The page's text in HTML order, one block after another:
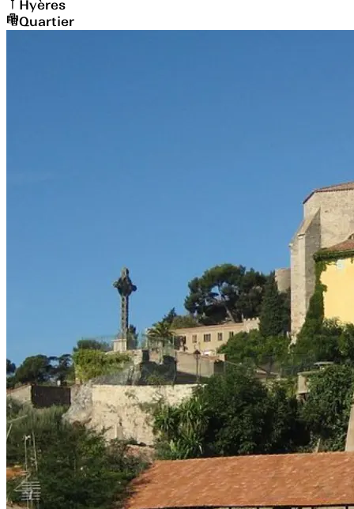
Hyères
Quartier